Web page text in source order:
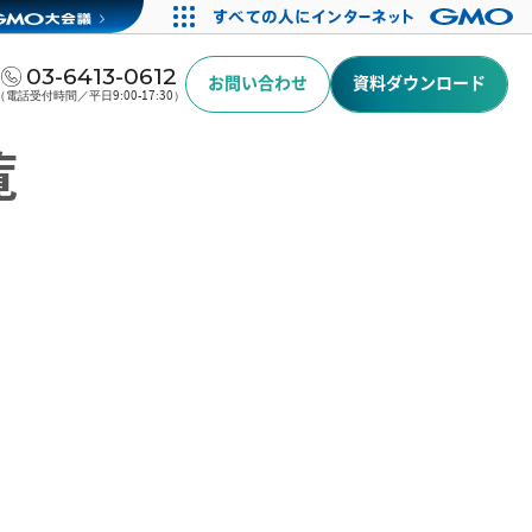
03-6413-0612
電話受付時間／平日9:00-17:30）
お問い合わせ 資料ダウンロード